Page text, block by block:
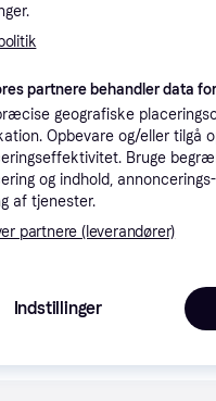
i denne kategori.
partnere behandler data
geografiske
Opbevare og/eller tilgå
Bruge
og indhold,
af tjenester.
partnere (leverandører)
Indstillinger